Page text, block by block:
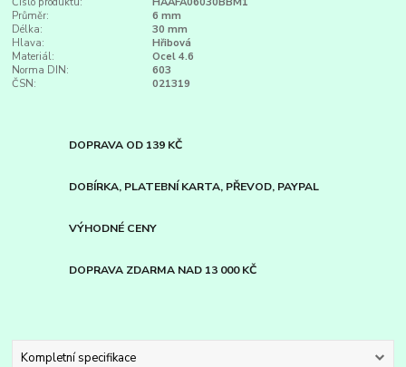
Průměr:
6 mm
Délka:
30 mm
Hlava:
Hřibová
Materiál:
Ocel 4.6
Norma DIN:
603
ČSN:
021319
DOPRAVA OD 139 KČ
DOBÍRKA, PLATEBNÍ KARTA, PŘEVOD, PAYPAL
VÝHODNÉ CENY
DOPRAVA ZDARMA NAD 13 000 KČ
Kompletní specifikace